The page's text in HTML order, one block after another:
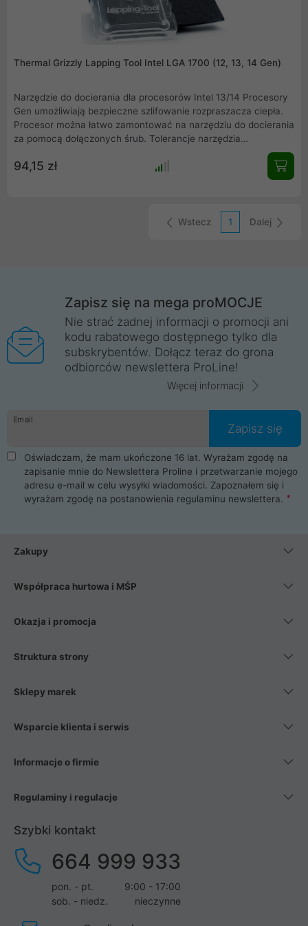
Thermal Grizzly Lapping Tool Intel LGA 1700 (12, 13, 14 Gen)
Narzędzie do docierania dla procesorów Intel 13/14 Procesory
Gen umożliwiają bezpieczne szlifowanie rozpraszacza ciepła.
Procesor można łatwo zamontować na narzędziu do docierania
za pomocą dołączonych śrub. Tolerancje narzędzia
docierającego pozwalają na zeszlifowanie rozpraszacza ciepła
o 0,2 milimetra. Narzędzie do docierania 13. generacji jest
94,15 zł
Wstecz 1 Dalej
Zapisz się na mega proMOCJE
Nie strać żadnej informacji o promocji ani
kodu rabatowego dostępnego tylko dla
subskrybentów. Dołącz teraz do grona
odbiorców newslettera ProLine!
Więcej informacji
Email
Zapisz się
Oświadczam, że mam ukończone 16 lat. Wyrażam zgodę na
zapisanie mnie do Newslettera Proline i przetwarzanie mojego
adresu e-mail w celu wysyłki wiadomości. Zapoznałem się i
wyrażam zgodę na postanowienia regulaminu newslettera.
Zakupy
Współpraca hurtowa i MŚP
Okazja i promocja
Struktura strony
Sklepy marek
Wsparcie klienta i serwis
Informacje o firmie
Regulaminy i regulacje
Szybki kontakt
664 999 933
pon. - pt.
9:00 - 17:00
sob. - niedz.
nieczynne